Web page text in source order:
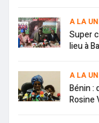
A LA
Super
lieu à
A LA
Bénin :
Rosine